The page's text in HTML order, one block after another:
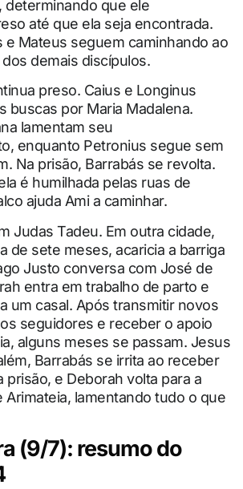
determinando que ele
até que ela seja encontrada.
e Mateus seguem caminhando ao
demais discípulos.
preso. Caius e Longinus
buscas por Maria Madalena.
lamentam seu
enquanto Petronius segue sem
Na prisão, Barrabás se revolta.
é humilhada pelas ruas de
ajuda Ami a caminhar.
Judas Tadeu. Em outra cidade,
de sete meses, acaricia a barriga
Justo conversa com José de
entra em trabalho de parto e
um casal. Após transmitir novos
seguidores e receber o apoio
alguns meses se passam. Jesus
Barrabás se irrita ao receber
prisão, e Deborah volta para a
Arimateia, lamentando tudo o que
(9/7): resumo do